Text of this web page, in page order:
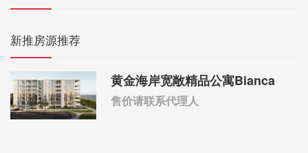
新推房源推荐
黄金海岸宽敞精品公寓Bianca
售价请联系代理人